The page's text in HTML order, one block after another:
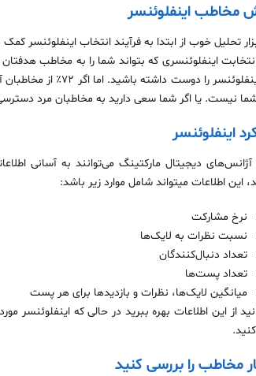
مخاطب اینفلوئنسر
تحلیل خوب از ابتدا به فرآیند انتخاب اینفلوئنسر
اینفلوئنسری که بتواند شما را به مخاطب
یک اینفلوئنسر را
یا اگر شما سعی دارید به مخاطبان مرد دسترسی پیدا کنید، اما ۷۵٪ از مخاطبان آن‌ها زن باشند،پس
اینفلوئنسر
دیجیتال مارکتینگ می‌توانند به آسانی
این اطلاعات میتواند شامل موارد زیر باشد:
نرخ مشارکت
نسبت نظرات به لایک‌ها
تعداد دنبال‌کنندگان
تعداد پست‌ها
میانگین لایک‌ها، نظرات و بازدیدها برای هر پست
از این اطلاعات بهره ببرید در حالی که
مخاطب را بررسی کنید